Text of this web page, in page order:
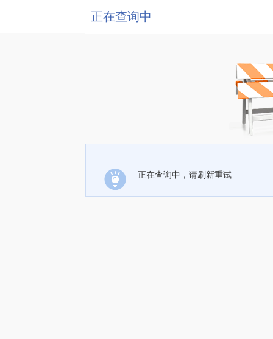
正在查询中
正在查询中，请刷新重试